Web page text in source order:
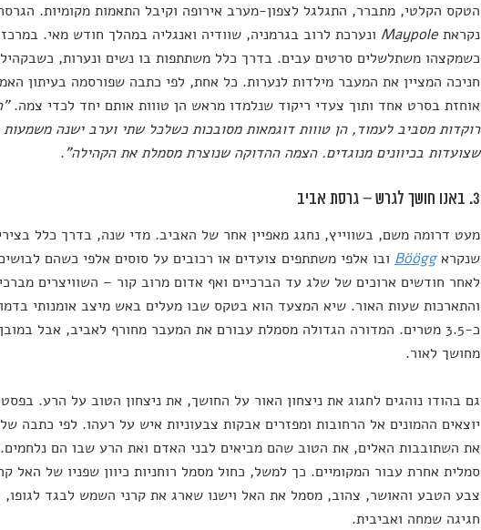
הטקס הקלטי, מתברר, התגלגל לצפון-מערב אירופה וקיבל התאמות מקומיות.
נקראת Maypole ונערכת לרוב בגרמניה, שוודיה ואנגליה במהלך חודש מאי.
כשמקצהו משתלשלים סרטים עבים. בדרך כלל משתתפות בו נשים ונערות,
חניכה המציין את המעבר מילדות לנערות. כל אחת, לפי כתבה שפורסמה בעיתון
אוחזת בסרט אחד ותוך צעדי ריקוד שנלמדו מראש הן טווות אותם יחד לכדי צמה.
רוקדות מסביב לעמוד, הן טווות דוגמאות מסובכות כשלכל שתי וערב ישנה
שצועדות בכיוונים מנוגדים. הצמה ההדוקה שנוצרת מסמלת את הקהילה".
3. באנו חושך לגרש – גרסת אביב
מעט דרומה משם, בשווייץ, נחגג מאפיין אחר של האביב. מדי שנה, בדרך כלל
שנקראBöögg ובו אלפי משתתפים צועדים או רכובים על סוסים אלפי כשהם
לאחר חודשים ארוכים של שלג עד הברכיים ואף אדום מרוב קור – השוויצרים
והתארכות שעות האור. שיא המצעד הוא בטקס שבו מעלים באש מיצב אומנותי
כ-3.5 מטרים. המדורה הגדולה מסמלת עבורם את המעבר מחורף לאביב, אבל
מחושך לאור.
גם בהודו נוהגים לחגוג את ניצחון האור על החושך, את ניצחון הטוב על הרע.
יוצאים ההמונים אל הרחובות ומפזרים אבקות צבעוניות איש על רעהו. לפי כתבה
את השתובבות האלים, את הטוב שהם מביאים לבני האדם ואת הרע שבו הם
סמלית אחרת עבור המקומיים. כך למשל, כחול מסמל רוחניות כיוון שפניו של האל
צבע הטבע והאושר, צהוב, מסמל את האל וישנו שארג את קרני השמש לבגד לגופו,
חגיגה שמחה ואביבית.